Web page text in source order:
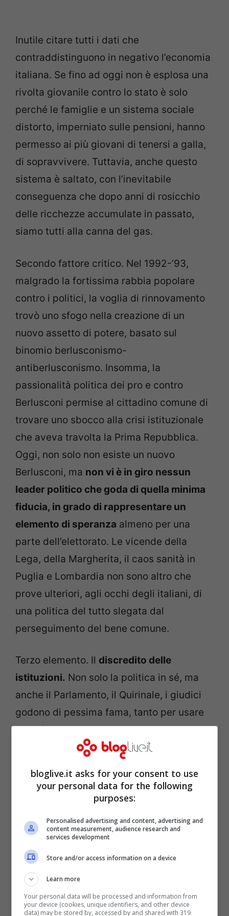
Inutile citare tutti i dati che
contraddistinguono in negativo l’economia
italiana. Se fino ad oggi non è esplosa una
rivolta giovanile contro lo stato è solo
perché le famiglie e un sistema sociale
distorto, imperniato sulle pensioni, hanno
permesso ai più giovani di tenersi a galla,
di sopravvivere. Tuttavia, anche questo
sistema è saltato, con l’inevitabile
conseguenza che dopo anni di rosicchio
delle ricchezze accumulate in passato,
siamo tutti alla canna del gas.
Secondo fattore critico. Nel 1992-’93,
malgrado la fortissima rabbia popolare
contro i politici, la voglia di rinnovamento
trovò uno sfogo nella creazione di un
nuovo assetto di potere, basato sul
binomio berlusconismo-
antiberlusconismo. Insomma, la
passionalità politica dei pro e contro
Berlusconi permise al cittadino comune di
trovare uno sbocco alla crisi istituzionale
che aveva travolta la Prima Repubblica.
Oggi, non solo non esiste un nuovo
Berlusconi, ma non vi è in giro nessun
leader politico che goda di quella minima
fiducia, in grado di rappresentare un
elemento di speranza almeno per una
parte dell’elettorato. Le vicende della
Lega, della Margherita, il caos sanità in
Puglia e Lombardia non sono altro che
prove ulteriori, agli occhi degli italiani, di
una politica del tutto slegata dal
perseguimento del bene comune.
Terzo elemento. Il discredito delle
istituzioni. Non solo la politica in sé, ma
anche il Parlamento, il Quirinale, i giudici
godono di pessima fama, tanto per usare
un eufemismo. Queste istituzioni
elefantiache e costosissime sono avvertite
Esiste una convinzione diffusa e radicata
sopra ogni altra idea che non ci sia più
modo per fare sì che questi organismi si
riformino, che venga ascoltata la voce
esasperata del cittadino.
Quarto elemento: l’
ed enti locali sulla questione fiscale.
bloglive.it asks for your consent to use
your personal data for the following
purposes:
Personalised advertising and content, advertising and
content measurement, audience research and
services development
Store and/or access information on a device
Learn more
Your personal data will be processed and information from
your device (cookies, unique identifiers, and other device
data) may be stored by, accessed by and shared with 319